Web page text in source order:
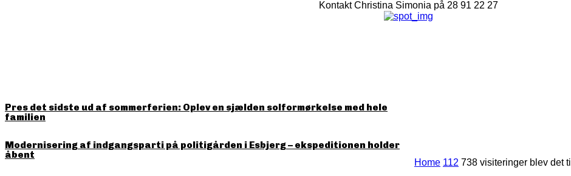
Kontakt Christina Simonia på 28 91 22 27
Pres det sidste ud af sommerferien: Oplev en sjælden solformørkelse med hele
familien
Modernisering af indgangsparti på politigården i Esbjerg – ekspeditionen holder
åbent
Home 112 738 visiteringer blev det til